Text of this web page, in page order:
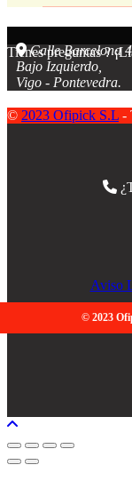
Tienes preguntas ?
Calle Barcelona
Bajo Izquierdo,
Vigo - Pontevedra.
© 2023 Ofipick S.L -
Aviso
© 2023